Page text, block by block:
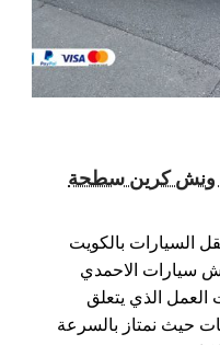
الاحمدي / 65557275 / ونش كرين سطحة
السيارات بالكويت
سيارات الاحمدي
الذي يتعلق
حيث نمتاز بالسرعة